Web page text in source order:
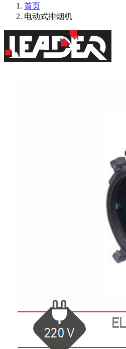
首页
电动式排烟机